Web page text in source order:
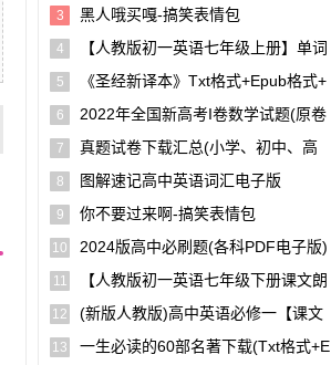
5】
模拟试卷下载(含听力和答案解析 CET
4、CET6试卷可打印)[s1697]
3 黑人哦买嘎-搞笑表情包
4
【人教版初一英语七年级上册】单词
和课文朗读录音听力mp3音频
5
《圣经新译本》txt格式+epub格式+
Pdf格式下载【A00605】
6
2022年全国新高考I卷数学试题(原卷
版+解析版)(doc格式下载)【A02285】
7
真题试卷下载汇总(小学、初中、高
中、大学、考研、考公考编)(持续更新)
8 图解速记高中英语词汇电子版
9 你不要过来啊-搞笑表情包
10
2024版高中必刷题(各科PDF电子版)
【A00141】
11
【人教版初一英语七年级下册课文朗
读听力mp3】Unit 1
12
(新版人教版)高中英语必修一【课文
音频录音课本单词朗读听力MP3】
13
一生必读的60部名著下载(txt格式+e